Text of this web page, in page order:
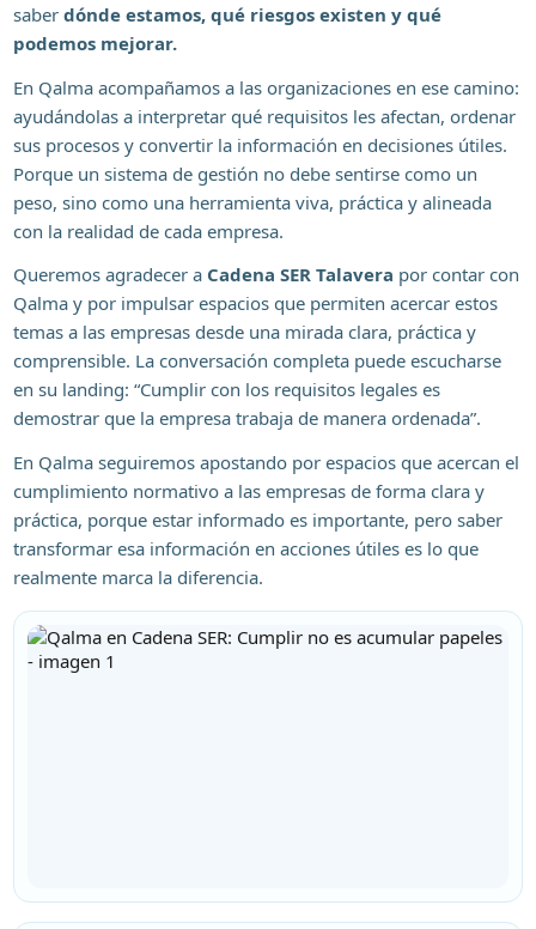
saberdónde estamos, qué riesgos existen y qué
podemos mejorar.
En Qalma acompañamos a las organizaciones en ese camino:
ayudándolas a interpretar qué requisitos les afectan, ordenar
sus procesos y convertir la información en decisiones útiles.
Porque un sistema de gestión no debe sentirse como un
peso, sino como una herramienta viva, práctica y alineada
con la realidad de cada empresa.
Queremos agradecer a Cadena SER Talavera por contar con
Qalma y por impulsar espacios que permiten acercar estos
temas a las empresas desde una mirada clara, práctica y
comprensible. La conversación completa puede escucharse
en su landing: “Cumplir con los requisitos legales es
demostrar que la empresa trabaja de manera ordenada”.
En Qalma seguiremos apostando por espacios que acercan el
cumplimiento normativo a las empresas de forma clara y
práctica, porque estar informado es importante, pero saber
transformar esa información en acciones útiles es lo que
realmente marca la diferencia.